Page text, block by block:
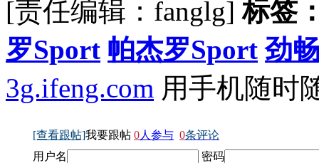
[责任编辑：fanglg]标签
罗Sport 帕杰罗Sport 劲
3g.ifeng.com 用手机随时
[查看跟帖]我要跟帖 0人参与 0条评论
用户名
密码